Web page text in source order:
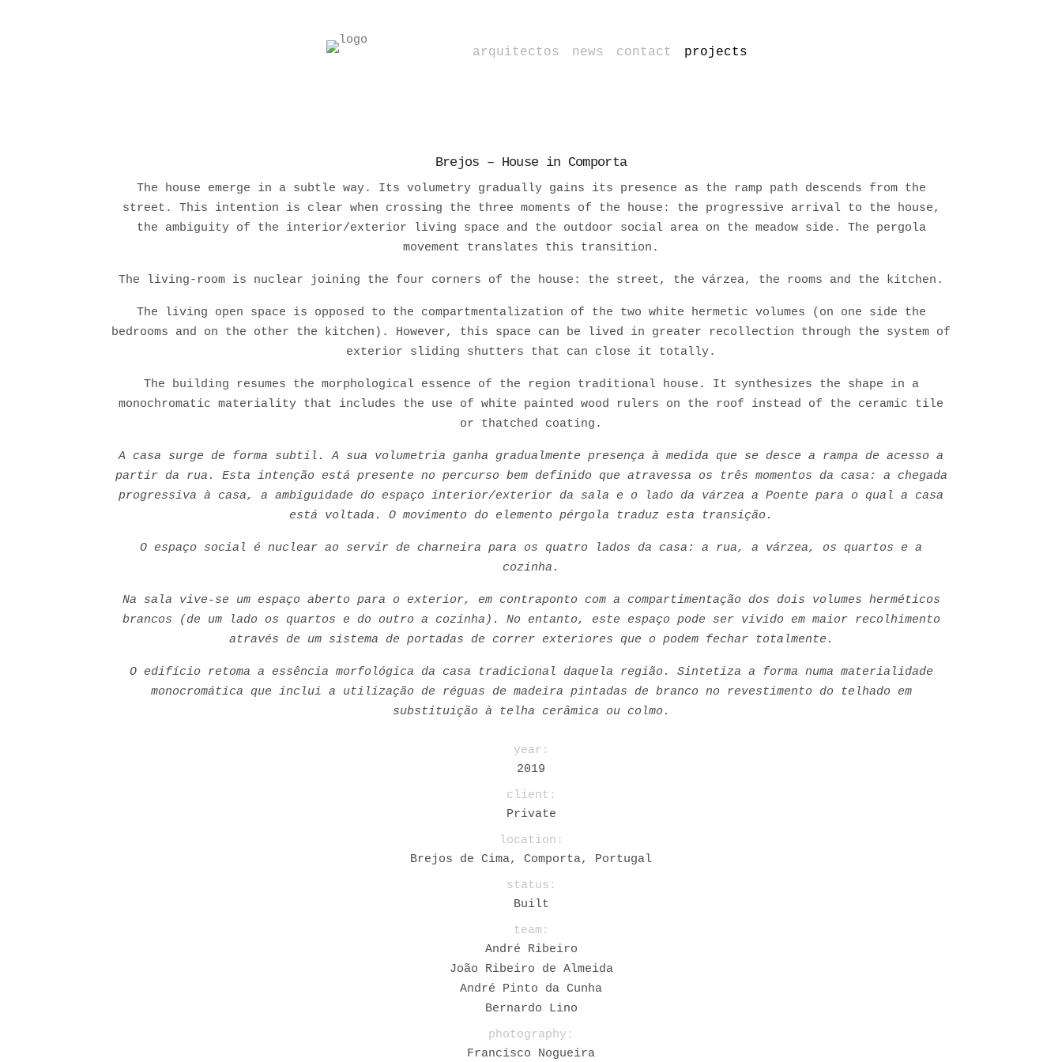
arquitectos news contact projects
Brejos – House in Comporta
The house emerge in a subtle way. Its volumetry gradually gains its presence as the ramp path descends from the
street. This intention is clear when crossing the three moments of the house: the progressive arrival to the house,
the ambiguity of the interior/exterior living space and the outdoor social area on the meadow side. The pergola
movement translates this transition.
The living-room is nuclear joining the four corners of the house: the street, the várzea, the rooms and the kitchen.
The living open space is opposed to the compartmentalization of the two white hermetic volumes (on one side the
bedrooms and on the other the kitchen). However, this space can be lived in greater recollection through the system of
exterior sliding shutters that can close it totally.
The building resumes the morphological essence of the region traditional house. It synthesizes the shape in a
monochromatic materiality that includes the use of white painted wood rulers on the roof instead of the ceramic tile
or thatched coating.
A casa surge de forma subtil. A sua volumetria ganha gradualmente presença à medida que se desce a rampa de acesso a
partir da rua. Esta intenção está presente no percurso bem definido que atravessa os três momentos da casa: a chegada
progressiva à casa, a ambiguidade do espaço interior/exterior da sala e o lado da várzea a Poente para o qual a casa
está voltada. O movimento do elemento pérgola traduz esta transição.
O espaço social é nuclear ao servir de charneira para os quatro lados da casa: a rua, a várzea, os quartos e a
cozinha.
Na sala vive-se um espaço aberto para o exterior, em contraponto com a compartimentação dos dois volumes herméticos
brancos (de um lado os quartos e do outro a cozinha). No entanto, este espaço pode ser vivido em maior recolhimento
através de um sistema de portadas de correr exteriores que o podem fechar totalmente.
O edifício retoma a essência morfológica da casa tradicional daquela região. Sintetiza a forma numa materialidade
monocromática que inclui a utilização de réguas de madeira pintadas de branco no revestimento do telhado em
substituição à telha cerâmica ou colmo.
year:
2019
client:
Private
location:
Brejos de Cima, Comporta, Portugal
status:
Built
team:
André Ribeiro
João Ribeiro de Almeida
André Pinto da Cunha
Bernardo Lino
photography:
Francisco Nogueira